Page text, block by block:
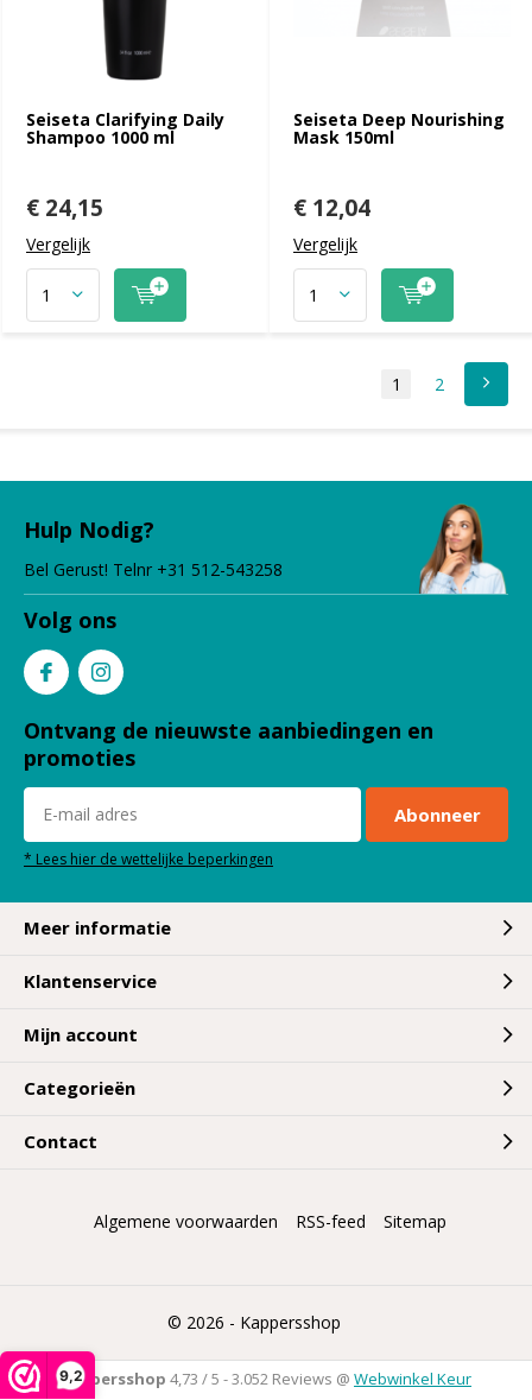
9,2
Seiseta Clarifying Daily
Shampoo 1000 ml
€ 24,15
Vergelijk
Seiseta Deep Nourishing
Mask 150ml
€ 12,04
Vergelijk
1 2
Hulp Nodig?
Bel Gerust! Telnr +31 512-543258
Volg ons
Ontvang de nieuwste aanbiedingen en
promoties
Abonneer
* Lees hier de wettelijke beperkingen
Meer informatie
Klantenservice
Mijn account
Categorieën
Contact
© 2026 - Kappersshop
Algemene voorwaarden RSS-feed Sitemap
Kappersshop 4,73 /5 -3.052 Reviews @ Webwinkel Keur